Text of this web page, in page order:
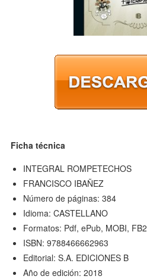
Ficha técnica
INTEGRAL ROMPETECHOS
FRANCISCO IBAÑEZ
Número de páginas: 384
Idioma: CASTELLANO
Formatos: Pdf, ePub, MOBI, FB2
ISBN: 9788466662963
Editorial: S.A. EDICIONES B
Año de edición: 2018